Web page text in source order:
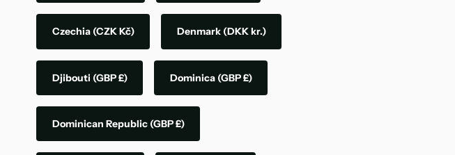
Czechia (CZK Kč) Denmark (DKK kr.)
Djibouti (GBP £) Dominica (GBP £)
Dominican Republic (GBP £)